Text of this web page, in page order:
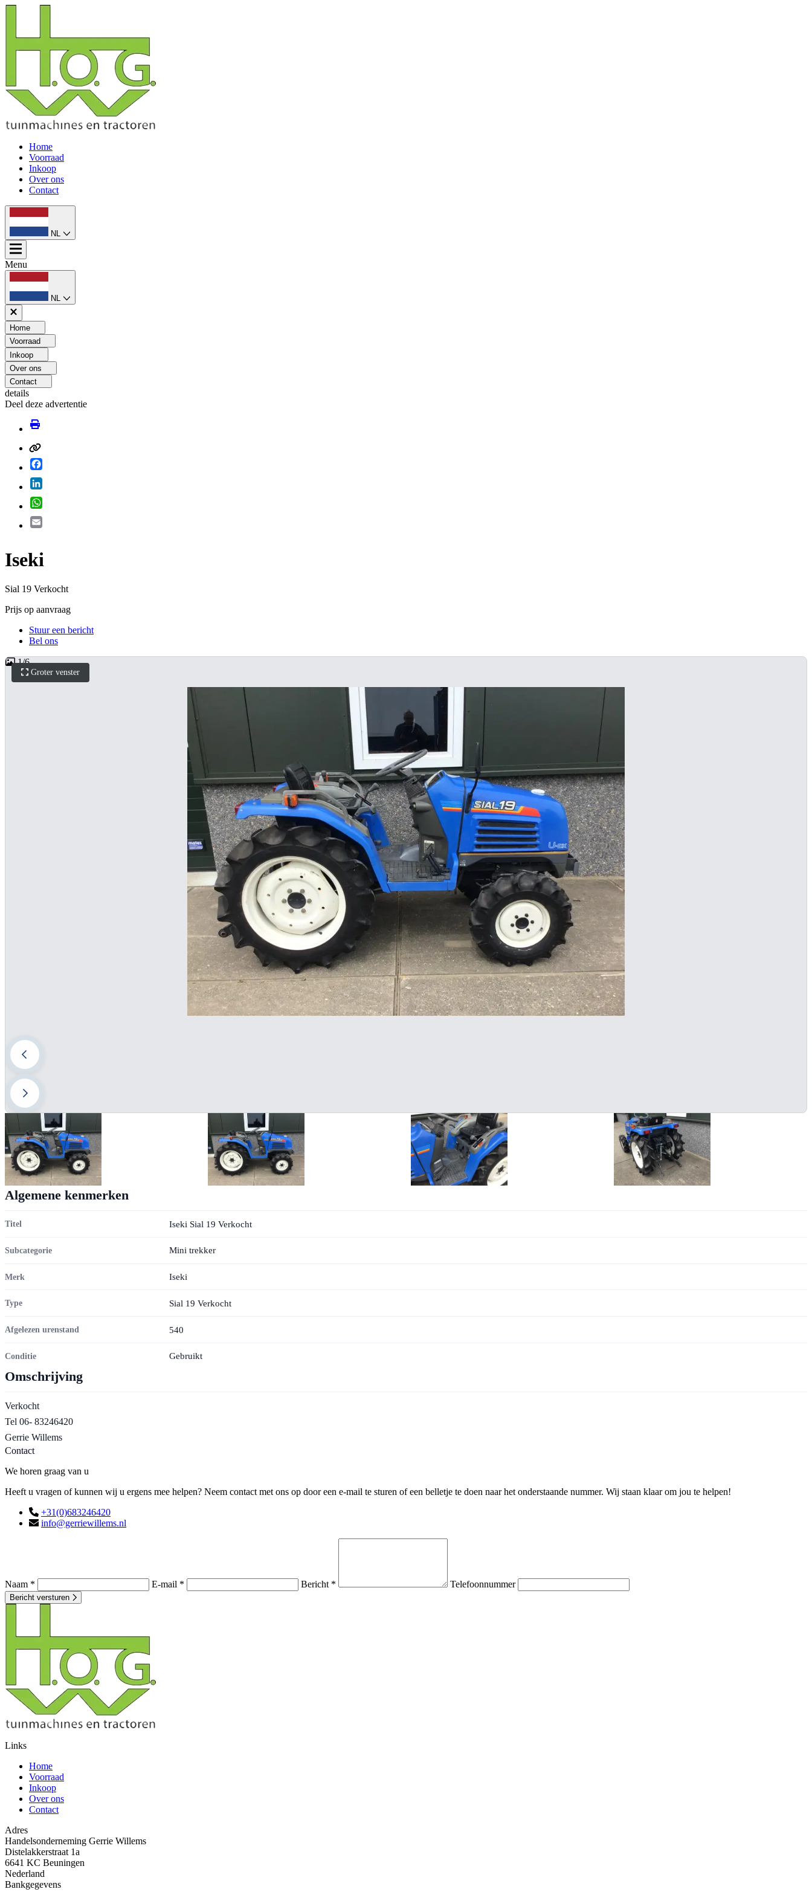
Home
Voorraad
Inkoop
Over ons
Contact
NL
Menu
NL
Home
Voorraad
Inkoop
Over ons
Contact
details
Deel deze advertentie
Iseki
Sial 19 Verkocht
Prijs op aanvraag
Stuur een bericht
Bel ons
Groter venster
1/6
Algemene kenmerken
Titel Iseki Sial 19 Verkocht
Subcategorie Mini trekker
Merk Iseki
Type Sial 19 Verkocht
Afgelezen urenstand 540
Conditie Gebruikt
Omschrijving
Verkocht
Tel 06- 83246420
Gerrie Willems
Contact
We horen graag van u
Heeft u vragen of kunnen wij u ergens mee helpen? Neem contact met ons op door een e-mail te sturen of een belletje te doen naar het onderstaande nummer. Wij staan klaar om jou te helpen!
+31(0)683246420
info@gerriewillems.nl
Naam * E-mail * Bericht * Telefoonnummer
Bericht versturen
Links
Home
Voorraad
Inkoop
Over ons
Contact
Adres
Handelsonderneming Gerrie Willems
Distelakkerstraat 1a
6641 KC Beuningen
Nederland
Bankgegevens